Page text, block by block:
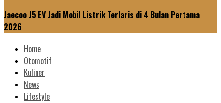
Jaecoo J5 EV Jadi Mobil Listrik Terlaris di 4 Bulan Pertama
2026
Home
Otomotif
Kuliner
News
Lifestyle